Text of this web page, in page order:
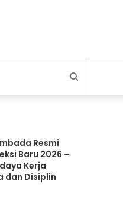
Search
Resmi
Baru 2026 –
Kerja
dan Disiplin